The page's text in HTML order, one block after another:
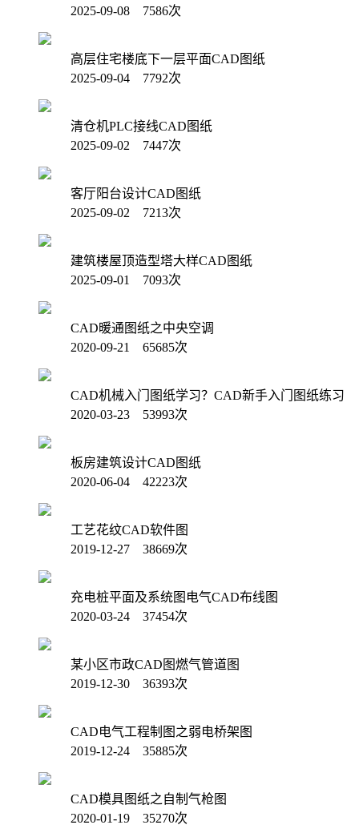
2025-09-08 7586次
高层住宅楼底下一层平面CAD图纸
2025-09-04 7792次
清仓机PLC接线CAD图纸
2025-09-02 7447次
客厅阳台设计CAD图纸
2025-09-02 7213次
建筑楼屋顶造型塔大样CAD图纸
2025-09-01 7093次
CAD暖通图纸之中央空调
2020-09-21 65685次
CAD机械入门图纸学习？CAD新手入门图纸练习
2020-03-23 53993次
板房建筑设计CAD图纸
2020-06-04 42223次
工艺花纹CAD软件图
2019-12-27 38669次
充电桩平面及系统图电气CAD布线图
2020-03-24 37454次
某小区市政CAD图燃气管道图
2019-12-30 36393次
CAD电气工程制图之弱电桥架图
2019-12-24 35885次
CAD模具图纸之自制气枪图
2020-01-19 35270次